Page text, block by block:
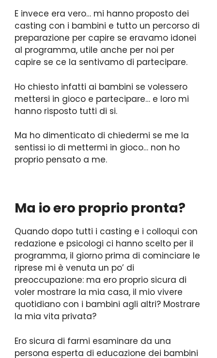
E invece era vero… mi hanno proposto dei
casting con i bambini e tutto un percorso di
preparazione per capire se eravamo idonei
al programma, utile anche per noi per
capire se ce la sentivamo di partecipare.
Ho chiesto infatti ai bambini se volessero
mettersi in gioco e partecipare… e loro mi
hanno risposto tutti di si.
Ma ho dimenticato di chiedermi se me la
sentissi io di mettermi in gioco… non ho
proprio pensato a me.
Ma io ero proprio pronta?
Quando dopo tutti i casting e i colloqui con
redazione e psicologi ci hanno scelto per il
programma, il giorno prima di cominciare le
riprese mi è venuta un po’ di
preoccupazione: ma ero proprio sicura di
voler mostrare la mia casa, il mio vivere
quotidiano con i bambini agli altri? Mostrare
la mia vita privata?
Ero sicura di farmi esaminare da una
persona esperta di educazione dei bambini